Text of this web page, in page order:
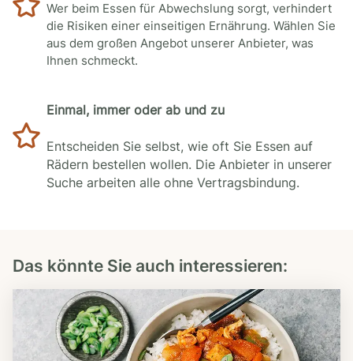
Wer beim Essen für Abwechslung sorgt, verhindert
die Risiken einer einseitigen Ernährung. Wählen Sie
aus dem großen Angebot unserer Anbieter, was
Ihnen schmeckt.
Einmal, immer oder ab und zu
Entscheiden Sie selbst, wie oft Sie Essen auf
Rädern bestellen wollen. Die Anbieter in unserer
Suche arbeiten alle ohne Vertragsbindung.
Das könnte Sie auch interessieren: